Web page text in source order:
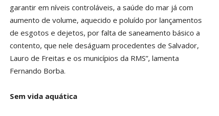
garantir em níveis controláveis, a saúde do mar já com
aumento de volume, aquecido e poluído por lançamentos
de esgotos e dejetos, por falta de saneamento básico a
contento, que nele deságuam procedentes de Salvador,
Lauro de Freitas e os municípios da RMS”, lamenta
Fernando Borba.
Sem vida aquática